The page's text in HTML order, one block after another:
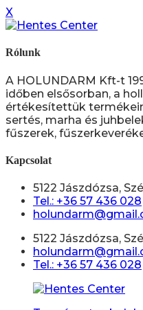
X
Rólunk
A HOLUNDARM Kft-t
időben elsősorban, a
értékesítettük
sertés, marha és
fűszerek,
Kapcsolat
5122 Jászdózsa,
Tel.: +36 57 436 028
5122 Jászdózsa,
Tel.: +36 57 436 028